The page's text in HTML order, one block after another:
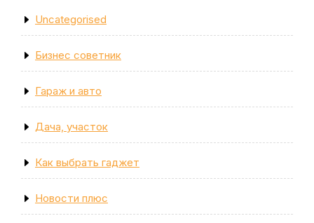
Uncategorised
Бизнес советник
Гараж и авто
Дача, участок
Как выбрать гаджет
Новости плюс